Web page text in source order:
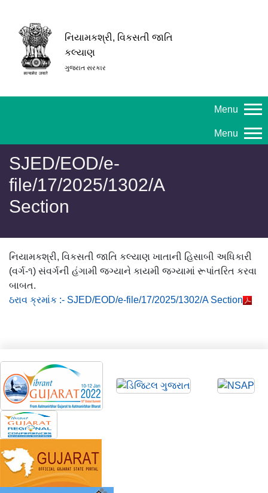
નિયામકશ્રી, વિકસતી જાતિ
કલ્યાણ
ગુજરાત સરકાર
Menu
Menu
SJED/EOD/e-
file/17/2025/1302/A
Section
નિયામકશ્રી, વિકસતી જાતિ કલ્યાણ ખાતાની હિસાબી અધિકારી
(વર્ગ-૧) સંવર્ગની હંગામી જગ્યાને કાયમી જગ્યામાં રૂપાંતરિત કરવા
બાબત.
ઠરાવ ક્રમાંક :- SJED/EOD/e-file/17/2025/1302/A Section